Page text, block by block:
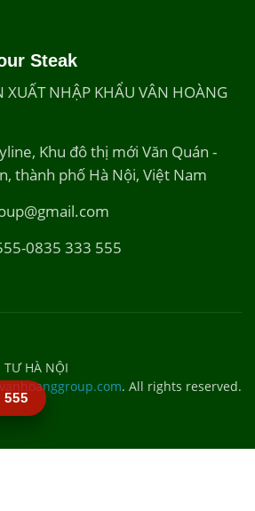
Steak
XUẤT NHẬP KHẨU VÂN HOÀNG
Khu đô thị mới Văn Quán -
thành phố Hà Nội, Việt Nam
0835 333 555
TƯ HÀ NỘI
vanhoanggroup.com. All rights reserved.
555